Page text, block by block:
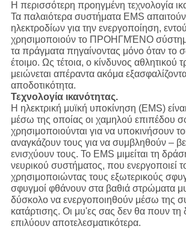
Η περισσότερη προηγμένη τεχνολογία
Τα παλαιότερα συστήματα EMS
ηλεκτροδίων για την ενεργοποίηση,
χρησιμοποιούν το ΠΡΟΗΓΜΈΝΟ
τα πράγματα πηγαίνοντας μόνο όταν το
έτοιμο. Ως τέτοια, ο κίνδυνος αθλητικού
μειώνεται απέραντα ακόμα
αποδοτικότητα.
Τεχνολογία ικανότητας.
Η ηλεκτρική μυϊκή υποκίνηση (EMS)
μέσω της οποίας οι χαμηλού επιπέδου
χρησιμοποιούνται για να υποκινήσουν
αναγκάζουν τους για να συμβληθούν –
ενισχύουν τους. Το EMS μιμείται τη
νευρικού συστήματος, που ενεργοποιεί
χρησιμοποιώντας τους εξωτερικούς
σφυγμοί φθάνουν στα βαθιά στρώματα
δύσκολο να ενεργοποιηθούν μέσω της
κατάρτισης. Οι μυ'ες σας δεν θα πουν τη
επιλύουν αποτελεσματικότερα.